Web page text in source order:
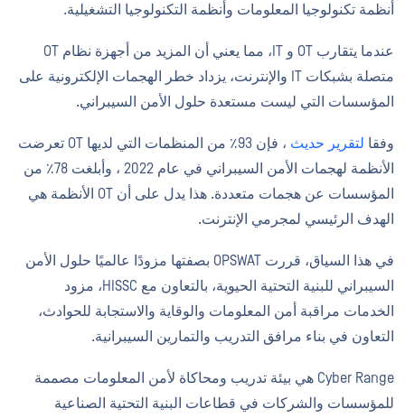
أنظمة تكنولوجيا المعلومات وأنظمة التكنولوجيا التشغيلية.
عندما يتقارب OT و IT، مما يعني أن المزيد من أجهزة نظام OT
متصلة بشبكات IT والإنترنت، يزداد خطر الهجمات الإلكترونية على
المؤسسات التي ليست مستعدة حلول الأمن السيبراني.
وفقا لتقرير حديث
، فإن 93٪ من المنظمات التي لديها OT تعرضت
الأنظمة لهجمات الأمن السيبراني في عام 2022 ، وأبلغت 78٪ من
المؤسسات عن هجمات متعددة. هذا يدل على أن OT الأنظمة هي
الهدف الرئيسي لمجرمي الإنترنت.
في هذا السياق، قررت OPSWAT بصفتها مزودًا عالميًا حلول الأمن
السيبراني للبنية التحتية الحيوية، بالتعاون مع HISSC، مزود
الخدمات مراقبة أمن المعلومات والوقاية والاستجابة للحوادث،
التعاون في بناء مرافق التدريب والتمارين السيبرانية.
Cyber Range هي بيئة تدريب ومحاكاة لأمن المعلومات مصممة
للمؤسسات والشركات في قطاعات البنية التحتية الصناعية